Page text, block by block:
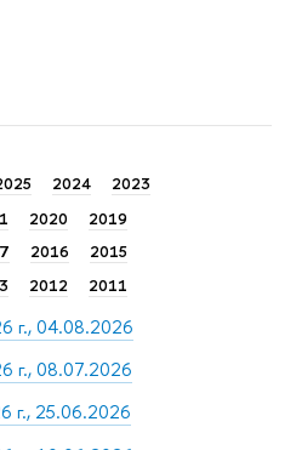
2024
2023
2020
2019
2016
2015
2012 2011
г., 04.08.2026
г., 08.07.2026
г., 25.06.2026